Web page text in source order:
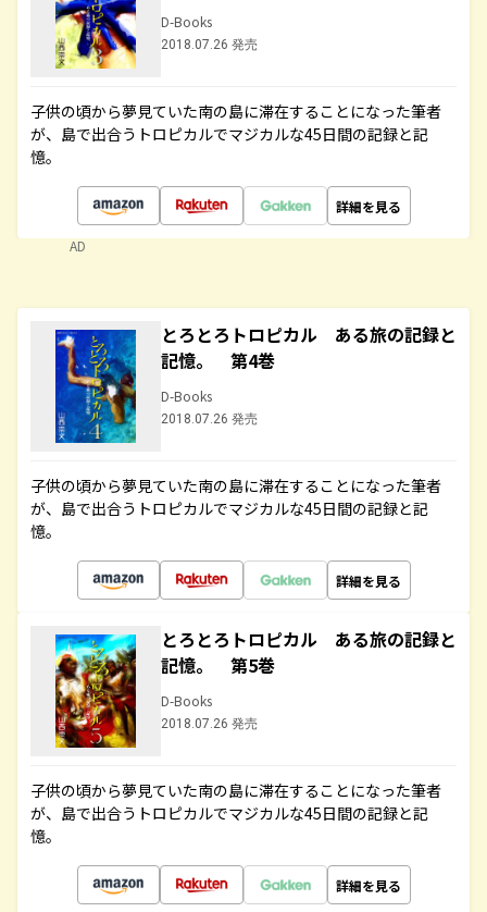
D-Books
2018.07.26 発売
子供の頃から夢見ていた南の島に滞在することになった筆者
が、島で出合うトロピカルでマジカルな45日間の記録と記
憶。
詳細を見る
AD
とろとろトロピカル ある旅の記録と
記憶。 第4巻
D-Books
2018.07.26 発売
子供の頃から夢見ていた南の島に滞在することになった筆者
が、島で出合うトロピカルでマジカルな45日間の記録と記
憶。
詳細を見る
とろとろトロピカル ある旅の記録と
記憶。 第5巻
D-Books
2018.07.26 発売
子供の頃から夢見ていた南の島に滞在することになった筆者
が、島で出合うトロピカルでマジカルな45日間の記録と記
憶。
詳細を見る